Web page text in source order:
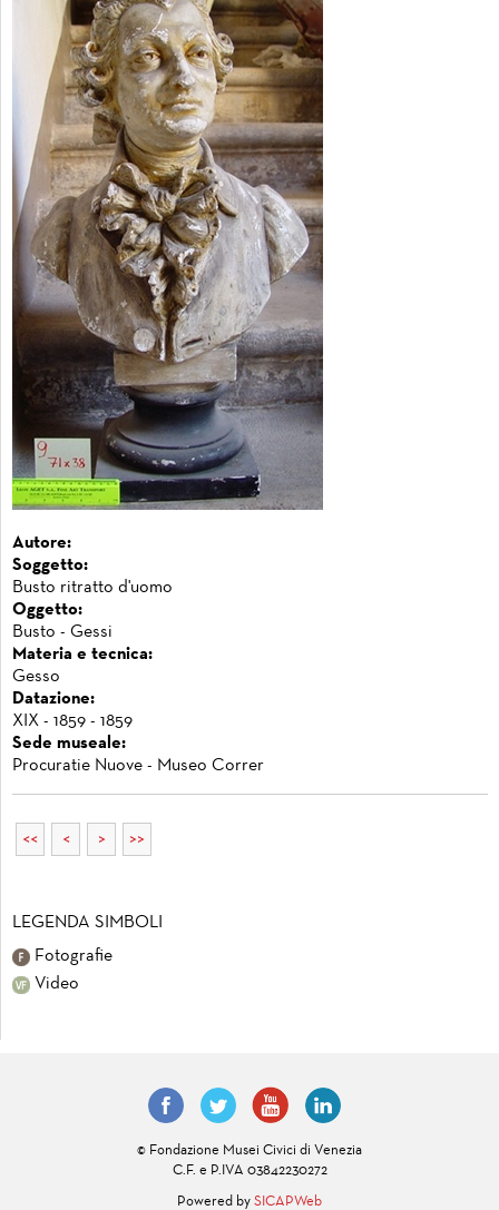
Autore:
Soggetto:
Busto ritratto d'uomo
Oggetto:
Busto - Gessi
Materia e tecnica:
Gesso
Datazione:
XIX - 1859 - 1859
Sede museale:
Procuratie Nuove - Museo Correr
<< < > >>
LEGENDA SIMBOLI
Fotografie
Video
© Fondazione Musei Civici di Venezia
C.F. e P.IVA 03842230272
Powered by SICAPWeb